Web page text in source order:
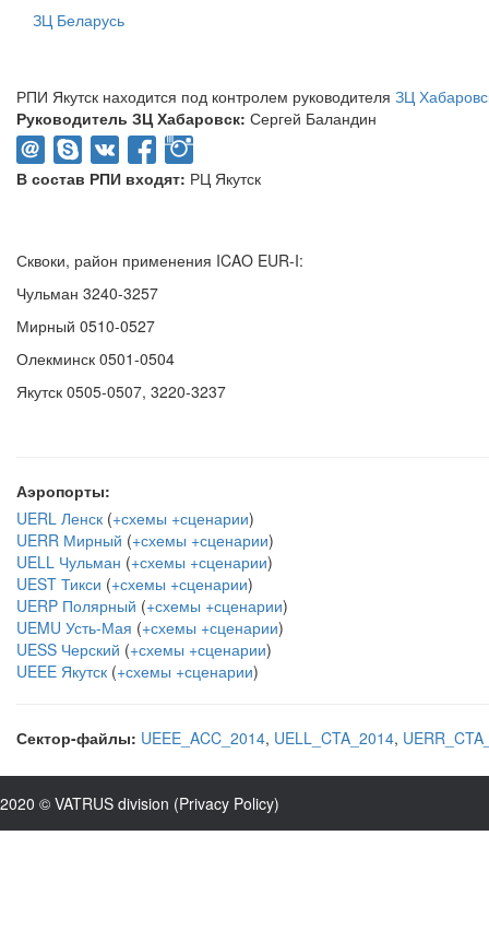
ЗЦ Беларусь
РПИ Якутск находится под контролем руководителя ЗЦ
Руководитель ЗЦ Хабаровск: Сергей Баландин
В состав РПИ входят: РЦ Якутск
Сквоки, район применения ICAO EUR-I:
Чульман 3240-3257
Мирный 0510-0527
Олекминск 0501-0504
Якутск 0505-0507, 3220-3237
Аэропорты:
UERL Ленск (+схемы +сценарии)
UERR Мирный (+схемы +сценарии)
UELL Чульман (+схемы +сценарии)
UEST Тикси (+схемы +сценарии)
UERP Полярный (+схемы +сценарии)
UEMU Усть-Мая (+схемы +сценарии)
UESS Черский (+схемы +сценарии)
UEEE Якутск (+схемы +сценарии)
Сектор-файлы: UEEE_ACC_2014, UELL_CTA_2014,
2020 © VATRUS division (Privacy Policy)